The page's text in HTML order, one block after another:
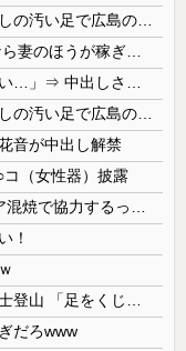
音が中出し解禁
コ（女性器）披露
！
だろwww